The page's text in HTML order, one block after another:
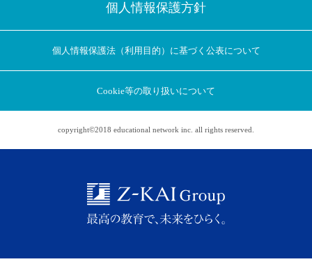
アプリに切り替えてみませんか
アプリ限定のコラムを配信中！
個人情報保護方針
個人情報保護法（利用目的）に基づく公表について
Cookie等の取り扱いについて
copyright©2018 educational network inc. all rights reserved.